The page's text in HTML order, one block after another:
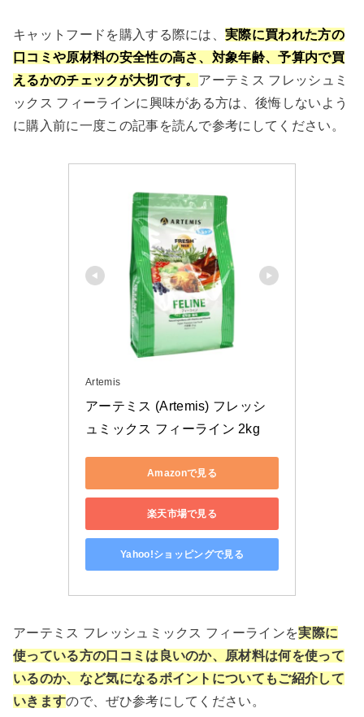
キャットフードを購入する際には、実際に買われた方の
口コミや原材料の安全性の高さ、対象年齢、予算内で買
えるかのチェックが大切です。 アーテミス フレッシュミ
ックス フィーラインに興味がある方は、後悔しないよう
に購入前に一度この記事を読んで参考にしてください。
Artemis
アーテミス (Artemis) フレッシ
ュミックス フィーライン 2kg
Amazonで見る
楽天市場で見る
Yahoo!ショッピングで見る
アーテミス フレッシュミックス フィーラインを実際に
使っている方の口コミは良いのか、原材料は何を使って
いるのか、など気になるポイントについてもご紹介して
いきますので、ぜひ参考にしてください。